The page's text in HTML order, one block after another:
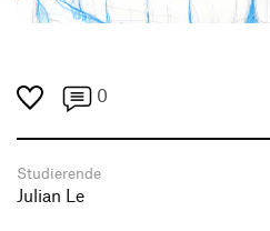
0
Studierende
Julian Le